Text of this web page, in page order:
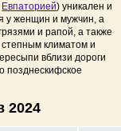
Евпаторией) уникален и
у женщин и мужчин, а
и рапой, а также
климатом и
вблизи дороги
позднескифское
2024